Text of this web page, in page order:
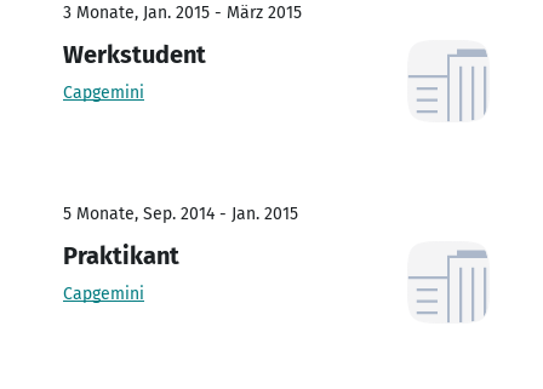
3 Monate, Jan. 2015 - März 2015
Werkstudent
Capgemini
5 Monate, Sep. 2014 - Jan. 2015
Praktikant
Capgemini